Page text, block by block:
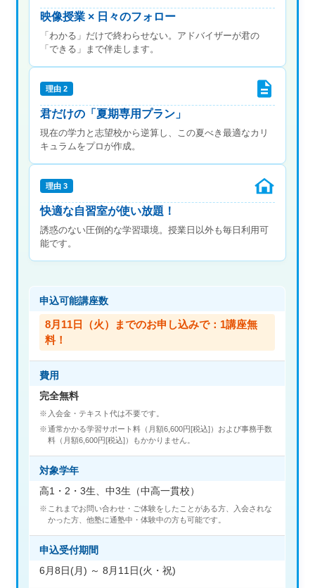
映像授業 × 日々のフォロー
「わかる」だけで終わらせない。アドバイザーが君の
「できる」まで伴走します。
理由 2
君だけの「夏期専用プラン」
現在の学力と志望校から逆算し、この夏べき最適なカリ
キュラムをプロが作成。
理由 3
快適な自習室が使い放題！
誘惑のない圧倒的な学習環境。授業日以外も毎日利用可
能です。
申込可能講座数
8月11日（火）までのお申し込みで：1講座無
料！
費用
完全無料
入会金・テキスト代は不要です。
通常かかる学習サポート料（月額6,600円[税込]）および事務手数
料（月額6,600円[税込]）もかかりません。
対象学年
高1・2・3生、中3生（中高一貫校）
これまでお問い合わせ・ご体験をしたことがある方、入会されな
かった方、他塾に通塾中・体験中の方も可能です。
申込受付期間
6月8日(月) ～ 8月11日(火・祝)